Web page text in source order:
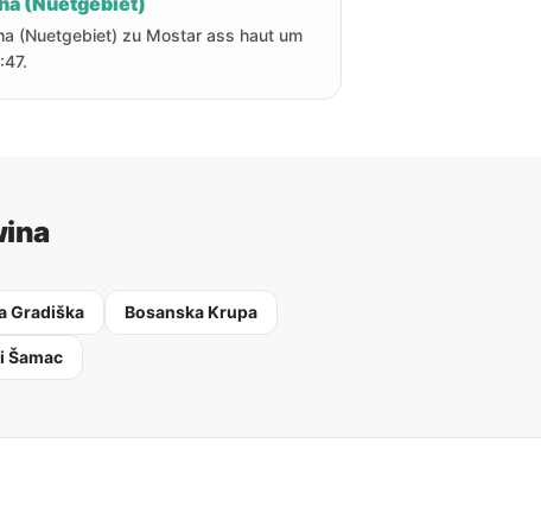
(Nuetgebiet) zu Mostar ass haut um
Gradiška Bosanska Krupa
Šamac